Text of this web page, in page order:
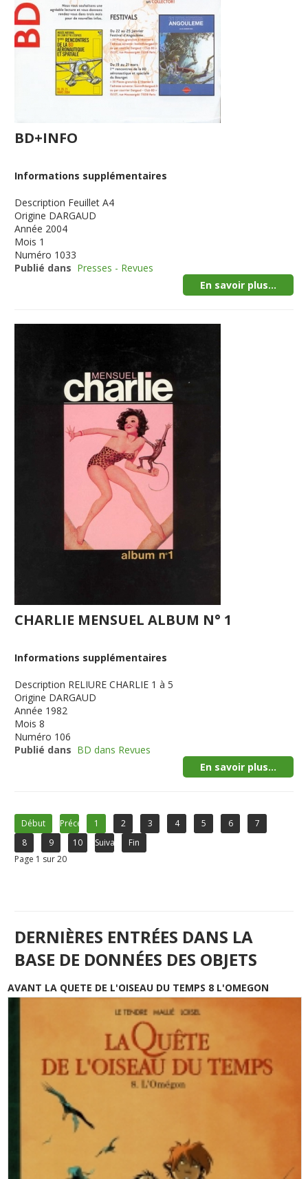
BD+INFO
Informations supplémentaires
Description Feuillet A4
Origine DARGAUD
Année 2004
Mois 1
Numéro 1033
Publié dans Presses - Revues
En savoir plus...
CHARLIE MENSUEL ALBUM N° 1
Informations supplémentaires
Description RELIURE CHARLIE 1 à 5
Origine DARGAUD
Année 1982
Mois 8
Numéro 106
Publié dans BD dans Revues
En savoir plus...
Début Précédent1 2 3 4 5 6
7
8
9 10 Suivant
Fin
Page 1 sur 20
DERNIÈRES ENTRÉES DANS LA
BASE DE DONNÉES DES OBJETS
AVANT LA QUETE DE L'OISEAU DU TEMPS 8 L'OMEGON